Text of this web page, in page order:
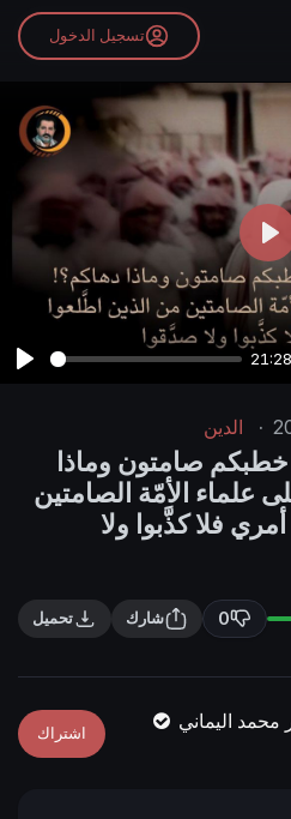
تسجيل الدخول
21:28
P
l
a
y
· الدين
خطبكم صامتون وماذا
علماء الأمّة الصامتين
فلا كذَّبوا ولا
0 شارك تحميل
محمد اليماني اشتراك